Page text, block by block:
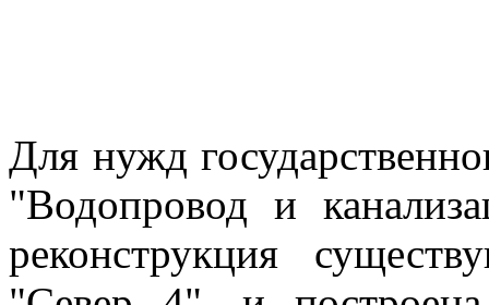
Для нужд
"Водопровод и
реконструкция